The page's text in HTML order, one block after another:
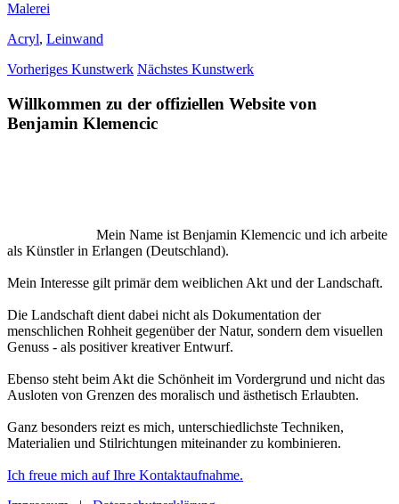
Malerei
Acryl, Leinwand
Vorheriges Kunstwerk Nächstes Kunstwerk
Willkommen zu der offiziellen Website von
Benjamin Klemencic
Mein Name ist Benjamin Klemencic und ich arbeite
als Künstler in Erlangen (Deutschland).
Mein Interesse gilt primär dem weiblichen Akt und der Landschaft.
Die Landschaft dient dabei nicht als Dokumentation der
menschlichen Rohheit gegenüber der Natur, sondern dem visuellen
Genuss - als positiver kreativer Entwurf.
Ebenso steht beim Akt die Schönheit im Vordergrund und nicht das
Ausloten von Grenzen des moralisch und ästhetisch Erlaubten.
Ganz besonders reizt es mich, unterschiedlichste Techniken,
Materialien und Stilrichtungen miteinander zu kombinieren.
Ich freue mich auf Ihre Kontaktaufnahme.